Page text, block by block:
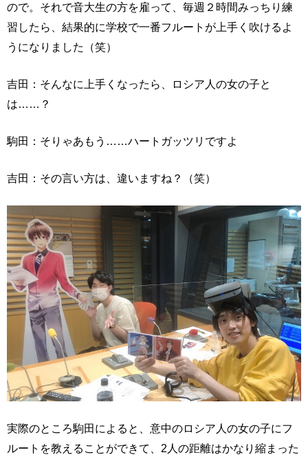
ので。それで音大生の方を雇って、毎週２時間みっちり練
習したら、結果的に学校で一番フルートが上手く吹けるよ
うになりました（笑）
吉田：そんなに上手くなったら、ロシア人の女の子と
は……？
駒田：そりゃあもう……ハートガッツリですよ
吉田：その言い方は、違いますね？（笑）
実際のところ駒田によると、意中のロシア人の女の子にフ
ルートを教えることができて、2人の距離はかなり縮まった